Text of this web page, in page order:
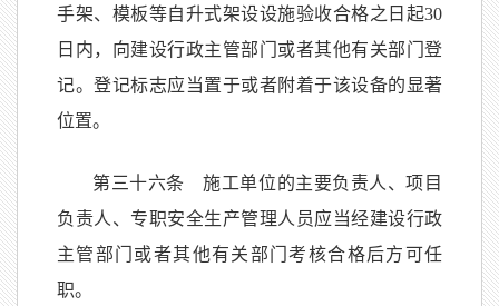
手架、模板等自升式架设设施验收合格之日起30
日内，向建设行政主管部门或者其他有关部门登
记。登记标志应当置于或者附着于该设备的显著
位置。
第三十六条 施工单位的主要负责人、项目
负责人、专职安全生产管理人员应当经建设行政
主管部门或者其他有关部门考核合格后方可任
职。